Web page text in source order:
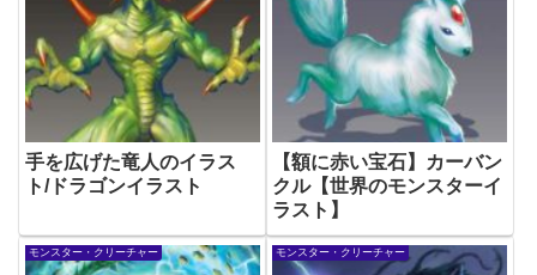
手を広げた竜人のイラス
ト/ドラゴンイラスト
【額に赤い宝石】カーバン
クル【世界のモンスターイ
ラスト】
モンスター・クリーチャー モンスター・クリーチャー